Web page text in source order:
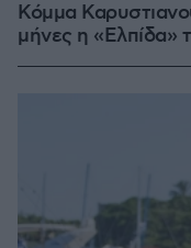
Κόμμα
μήνες η «Ελπίδα»